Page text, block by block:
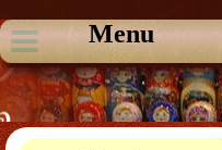
Menu